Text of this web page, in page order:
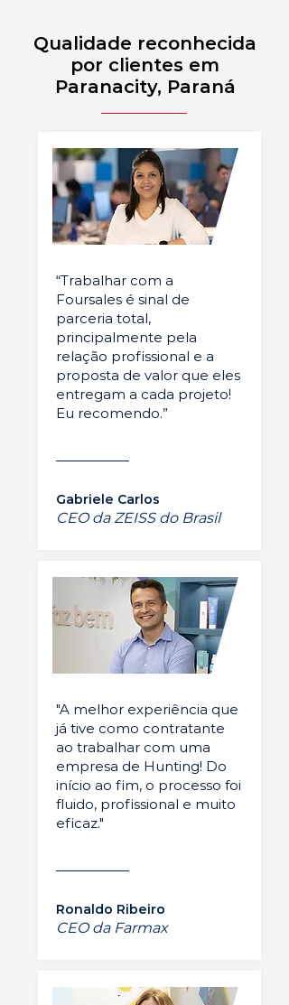
Qualidade reconhecida
por clientes em
Paranacity, Paraná
“Trabalhar com a
Foursales é sinal de
parceria total,
principalmente pela
relação profissional e a
proposta de valor que eles
entregam a cada projeto!
Eu recomendo.”
Gabriele Carlos
CEO da ZEISS do Brasil
"A melhor experiência que
já tive como contratante
ao trabalhar com uma
empresa de Hunting! Do
início ao fim, o processo foi
fluido, profissional e muito
eficaz."
Ronaldo Ribeiro
CEO da Farmax